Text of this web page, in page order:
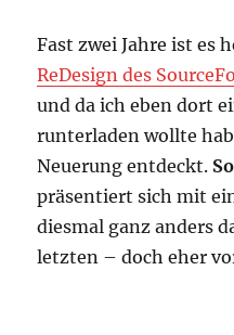
Fast zwei Jahre ist es
ReDesign des
und da ich eben dort
runterladen wollte
Neuerung entdeckt.
präsentiert sich mit
diesmal ganz anders
letzten – doch eher